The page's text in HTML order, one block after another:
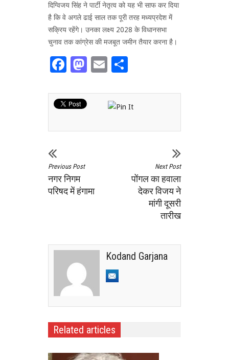
दिग्विजय सिंह ने पार्टी नेतृत्व को यह भी साफ कर दिया
है कि वे अगले ढाई साल तक पूरी तरह मध्यप्रदेश में
सक्रिय रहेंगे। उनका लक्ष्य 2028 के विधानसभा
चुनाव तक कांग्रेस की मजबूत जमीन तैयार करना है।
Facebook
Mastodon
Email
Previous Post
नगर निगम
परिषद में हंगामा
Next Post
पोंगल का हवाला
देकर विजय ने
मांगी दूसरी
तारीख
Kodand Garjana
Related articles